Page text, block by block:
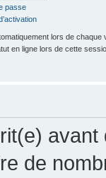
passe
lors de chaque
en ligne lors de cette
avant
de